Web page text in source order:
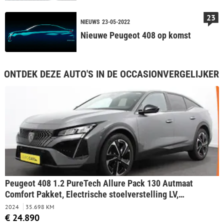
NIEUWS 23-05-2022
Nieuwe Peugeot 408 op komst
23
ONTDEK DEZE AUTO'S IN DE OCCASIONVERGELIJKER
Peugeot 408 1.2 PureTech Allure Pack 130 Autmaat
Comfort Pakket, Electrische stoelverstelling LV,
stoelverwarming Camera 360 Navigatie Climate Control
Dab Led Parkeer sensoren
2024 35.698 KM
€ 24.890